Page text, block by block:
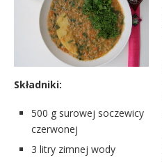
Składniki:
500 g surowej soczewicy
czerwonej
3 litry zimnej wody